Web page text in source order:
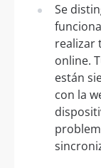
Se
realizar
online.
están
con la